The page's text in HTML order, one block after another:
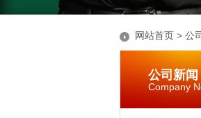
网站首页 > 公
公司新闻
Company